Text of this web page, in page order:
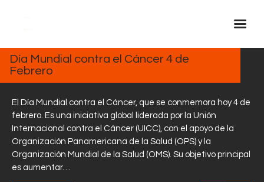
Inicio Real FM
En Vivo
Descarga La APP
Programas
Noticias
4, 2025
Día Mundial contra el Cáncer 4 de
Febrero
El Día Mundial contra el Cáncer, que se conmemora hoy 4 de
febrero. Es una iniciativa global liderada por la Unión
Internacional contra el Cáncer (UICC), con el apoyo de la
Organización Panamericana de la Salud (OPS) y la
Organización Mundial de la Salud (OMS). Su objetivo principal
es aumentar…